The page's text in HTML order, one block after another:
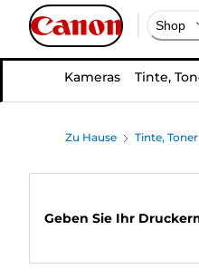
Shop
Kameras Tinte,
Zu Hause Tinte,
Geben Sie Ihr